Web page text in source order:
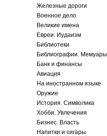
Железные дороги
Военное дело
Великие имена
Евреи. Иудаизм
Библиотеки
Библиографии. Мемуары
Банк и финансы
Авиация
На иностранном языке
Оружие
История. Символика
Хобби. Увлечения
Бизнес. Власть
Напитки и сигары